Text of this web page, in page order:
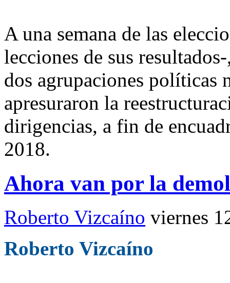
A una semana de las
lecciones de sus
dos agrupaciones políticas
apresuraron la
dirigencias, a fin de
2018.
Ahora van por la
Roberto Vizcaíno viernes
Roberto Vizcaíno